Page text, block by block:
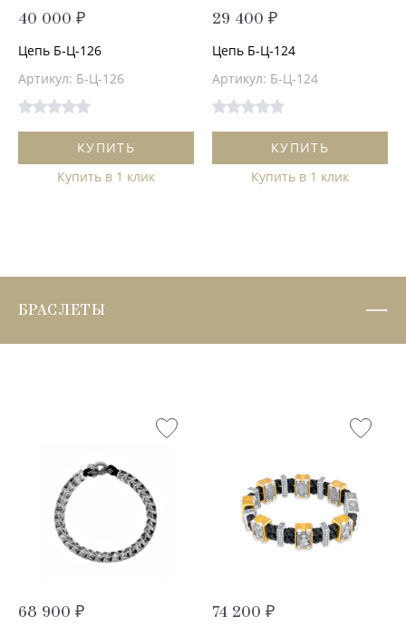
40 000 ₽
Цепь Б-Ц-126
Артикул: Б-Ц-126
КУПИТЬ
Купить в 1 клик
29 400 ₽
Цепь Б-Ц-124
Артикул: Б-Ц-124
КУПИТЬ
Купить в 1 клик
БРАСЛЕТЫ
68 900 ₽ 74 200 ₽